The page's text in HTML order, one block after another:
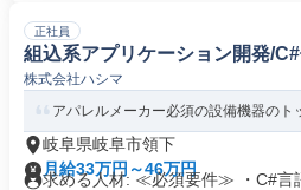
正社員
組込系アプリケーション開発/C#
株式会社ハシマ
アパレルメーカー必須の設備機器の
岐阜県岐阜市領下
月給33万円～46万円
求める人材: ≪必須要件≫ ・C#言